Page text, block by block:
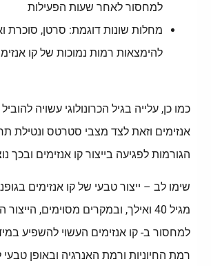
למחסור לאחר שעות הפעילות
מחלות שונות דוגמת: סרטן, סוכרת
להימצאות רמות נמוכות של קו
כמו כן, עלייה בגיל הכרונולוגי עשויה
אנזימים וזאת לצד מצבי סטרטס ונטילת
הגורמות לפגיעה בייצור קו אנזימים ובכך
שימו לב – ייצור טבעי של קו אנזימים
מגיל 40 ואילך, ובמקרים מסוימים,
למחסור ב- קו אנזימים העשוי להשפיע
רמת החיוניות ורמת האנרגיה ובאופן